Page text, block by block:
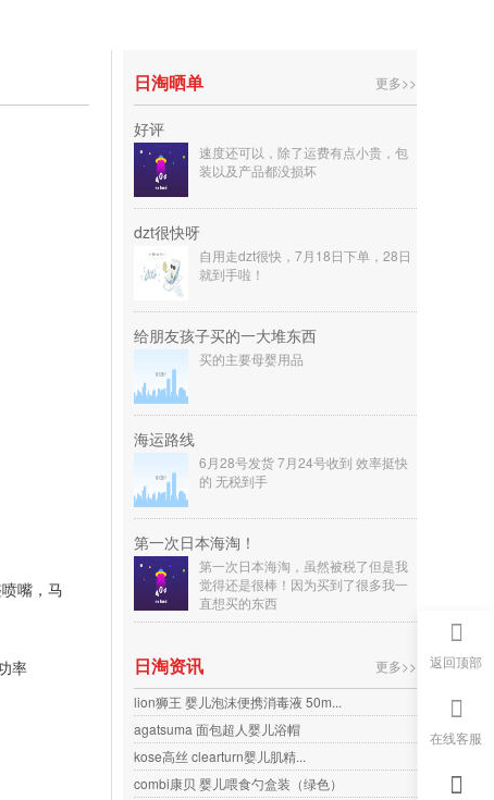
嘴，马
率
日淘晒单 更多>>
好评
速度还可以，除了运费有点小贵，包
装以及产品都没损坏
dzt很快呀
自用走dzt很快，7月18日下单，28日
就到手啦！
给朋友孩子买的一大堆东西
买的主要母婴用品
海运路线
6月28号发货 7月24号收到 效率挺快
的 无税到手
第一次日本海淘！
第一次日本海淘，虽然被税了但是我
觉得还是很棒！因为买到了很多我一
直想买的东西
日淘资讯
更多>>
lion狮王 婴儿泡沫便携消毒液 50m...
agatsuma 面包超人婴儿浴帽
kose高丝 clearturn婴儿肌精...
combi康贝 婴儿喂食勺盒装（绿色）
返回顶部
在线客服